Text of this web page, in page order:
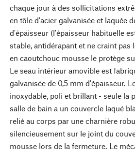
chaque jour à des sollicitations
en tôle d'acier galvanisée et laquée
d'épaisseur (l'épaisseur habituelle
stable, antidérapant et ne craint pas
en caoutchouc mousse le protège
Le seau intérieur amovible est
galvanisée de 0,5 mm d'épaisseur.
inoxydable, poli et brillant - seule la
salle de bain a un couvercle laqué
relié au corps par une charnière
silencieusement sur le joint du
mousse lors de la fermeture. Le